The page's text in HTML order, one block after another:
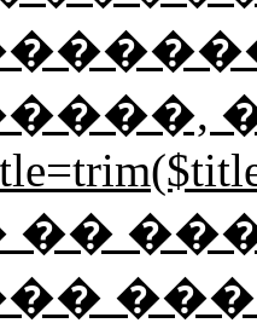
��